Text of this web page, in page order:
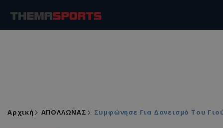
Αρχική ΑΠΟΛΛΩΝΑΣ Συμφώνησε Για Δανεισμό Του